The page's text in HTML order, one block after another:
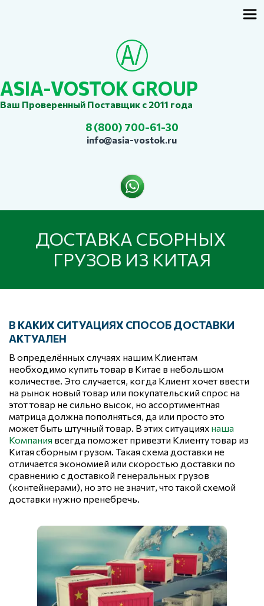
ASIA-VOSTOK GROUP
Ваш Проверенный Поставщик с 2011 года
8 (800) 700-61-30
info@asia-vostok.ru
ДОСТАВКА СБОРНЫХ
ГРУЗОВ ИЗ КИТАЯ
В КАКИХ СИТУАЦИЯХ СПОСОБ ДОСТАВКИ
АКТУАЛЕН
В определённых случаях нашим Клиентам
необходимо купить товар в Китае в небольшом
количестве. Это случается, когда Клиент хочет ввести
на рынок новый товар или покупательский спрос на
этот товар не сильно высок, но ассортиментная
матрица должна пополняться, да или просто это
может быть штучный товар. В этих ситуациях наша
Компания всегда поможет привезти Клиенту товар из
Китая сборным грузом. Такая схема доставки не
отличается экономией или скоростью доставки по
сравнению с доставкой генеральных грузов
(контейнерами), но это не значит, что такой схемой
доставки нужно пренебречь.